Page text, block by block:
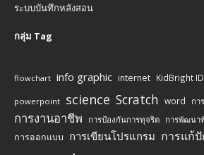
ระบบบันทึกหลังสอน
กลุ่ม Tag
flowchart info graphic internet KidBright
powerpoint science Scratch word กา
การงานอาชีพ
การป้องกันการทุจริต การพัฒนา
การออกแบบ การเขียนโปรแกรม การแก้